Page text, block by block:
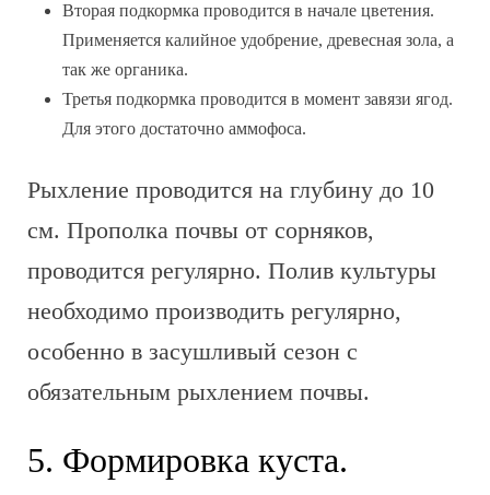
Вторая подкормка проводится в начале цветения.
Применяется калийное удобрение, древесная зола, а
так же органика.
Третья подкормка проводится в момент завязи ягод.
Для этого достаточно аммофоса.
Рыхление проводится на глубину до 10
см. Прополка почвы от сорняков,
проводится регулярно. Полив культуры
необходимо производить регулярно,
особенно в засушливый сезон с
обязательным рыхлением почвы.
5. Формировка куста.